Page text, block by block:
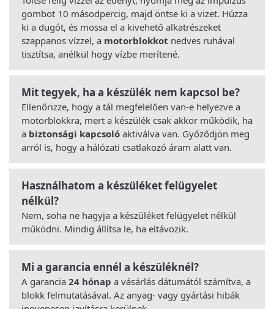
gombot 10 másodpercig, majd öntse ki a vizet. Húzza
ki a dugót, és mossa el a kivehető alkatrészeket
szappanos vízzel, a motorblokkot nedves ruhával
tisztítsa, anélkül hogy vízbe merítené.
Mit tegyek, ha a készülék nem kapcsol be?
Ellenőrizze, hogy a tál megfelelően van-e helyezve a
motorblokkra, mert a készülék csak akkor működik, ha
a biztonsági kapcsoló aktiválva van. Győződjön meg
arról is, hogy a hálózati csatlakozó áram alatt van.
Használhatom a készüléket felügyelet
nélkül?
Nem, soha ne hagyja a készüléket felügyelet nélkül
működni. Mindig állítsa le, ha eltávozik.
Mi a garancia ennél a készüléknél?
A garancia 24 hónap a vásárlás dátumától számítva, a
blokk felmutatásával. Az anyag- vagy gyártási hibák